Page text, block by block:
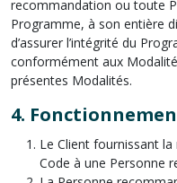
recommandation ou toute
Programme, à son entière
d’assurer l’intégrité du
conformément aux
présentes Modalités.
4.
Le Client fournissant
Code à une Personne